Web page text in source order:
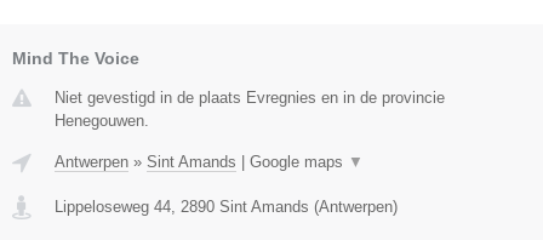
Mind The Voice
Niet gevestigd in de plaats Evregnies en in de provincie
Henegouwen.
Antwerpen » Sint Amands | Google maps ▼
Lippeloseweg 44 2890 Sint Amands (Antwerpen)